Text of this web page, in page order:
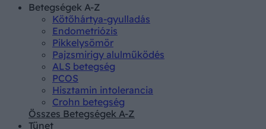
Betegségek A-Z
Kötőhártya-gyulladás
Endometriózis
Pikkelysömör
Pajzsmirigy alulműködés
ALS betegség
PCOS
Hisztamin intolerancia
Crohn betegség
Összes Betegségek A-Z
Tünet